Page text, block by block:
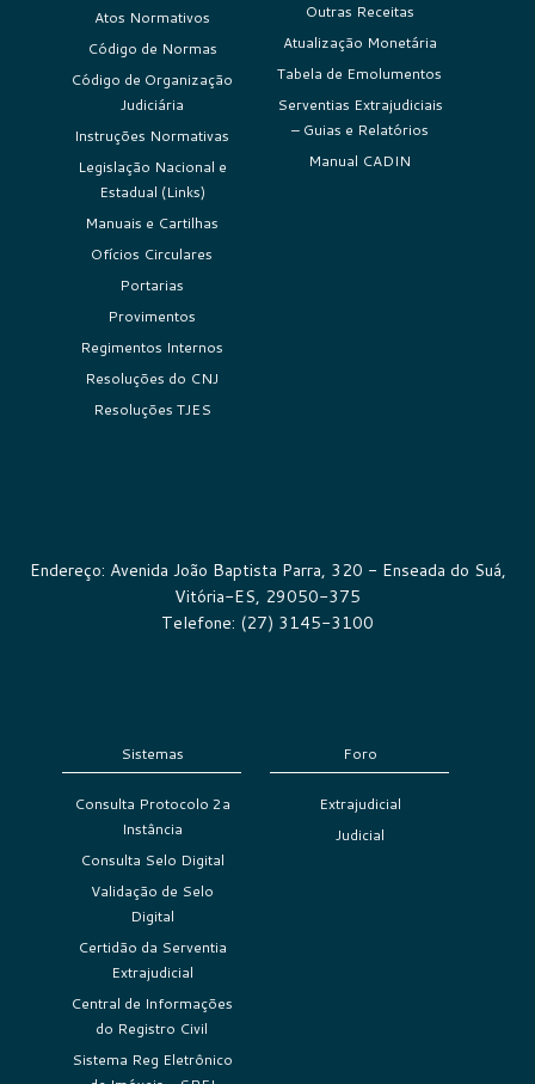
Atos Normativos
Código de Normas
Código de Organização
Judiciária
Instruções Normativas
Legislação Nacional e
Estadual (Links)
Manuais e Cartilhas
Ofícios Circulares
Portarias
Provimentos
Regimentos Internos
Resoluções do CNJ
Resoluções TJES
Outras Receitas
Atualização Monetária
Tabela de Emolumentos
Serventias Extrajudiciais
– Guias e Relatórios
Manual CADIN
Endereço: Avenida João Baptista Parra, 320 - Enseada do Suá,
Vitória-ES, 29050-375
Telefone: (27) 3145-3100
Sistemas
Consulta Protocolo 2a
Instância
Consulta Selo Digital
Validação de Selo
Digital
Certidão da Serventia
Extrajudicial
Central de Informações
do Registro Civil
Sistema Reg Eletrônico
Foro
Extrajudicial
Judicial